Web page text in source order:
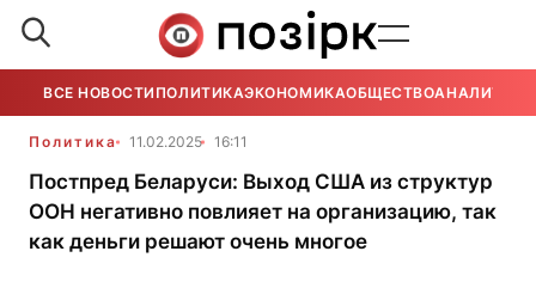
ВСЕ НОВОСТИ ПОЛИТИКАЭКОНОМИКАОБЩЕСТВОАНАЛИТИКА
Политика 11.02.2025 16:11
Постпред Беларуси: Выход США из структур
ООН негативно повлияет на организацию, так
как деньги решают очень многое